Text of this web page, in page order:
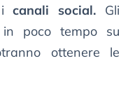
icanali social. Gli
poco tempo su
ottenere le